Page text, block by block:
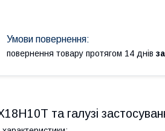
повернення товару протягом 14 днів
та галузі